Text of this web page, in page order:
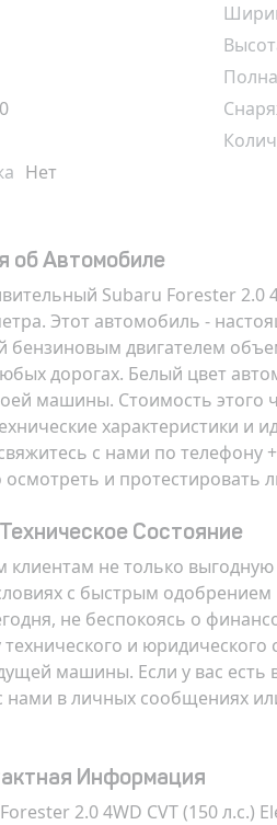
Нет
об Автомобиле
Subaru Forester
Этот автомобиль -
двигателем
дорогах. Белый цвет
машины. Стоимость этого
характеристики
с нами по телефону
осмотреть и протестировать
Состояние
не только
с быстрым
не беспокоясь о
и
машины. Если у вас
нами в личных сообщениях
Информация
2.0 4WD CVT (150 л.с.)